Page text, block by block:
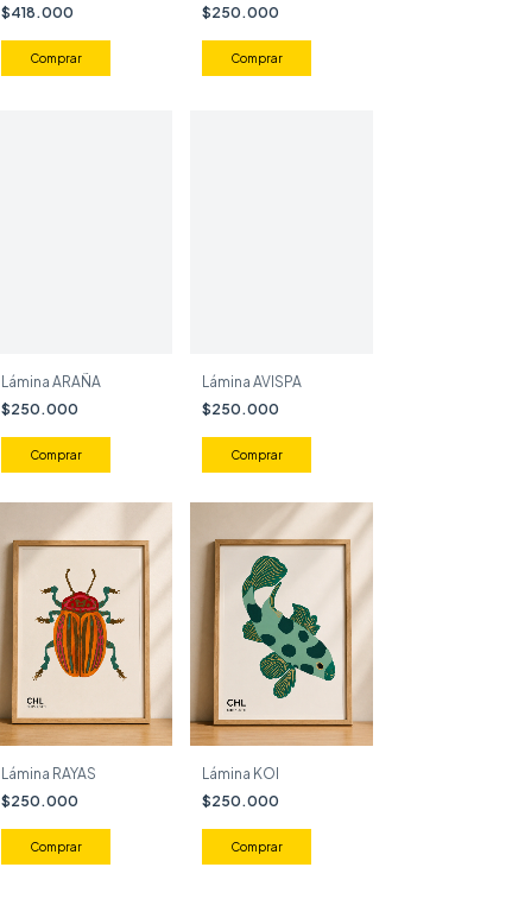
$418.000
$250.000
Comprar
Lámina ARAÑA
$250.000
Comprar
Lámina AVISPA
$250.000
Comprar
Lámina RAYAS
$250.000
Comprar
Lámina KOI
$250.000
Comprar